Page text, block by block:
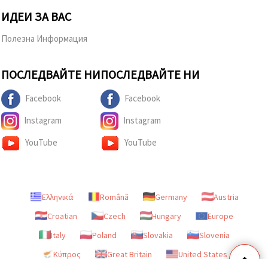
ИДЕИ ЗА ВАС
Полезна Информация
ПОСЛЕДВАЙТЕ НИ
Facebook
Instagram
YouTube
ПОСЛЕДВАЙТЕ НИ
Facebook
Instagram
YouTube
Ελληνικά Română Germany
Austria
Croatian
Czech Hungary
Europe
Italy
Poland Slovakia
Slovenia
Κύπρος
Great Britain United States